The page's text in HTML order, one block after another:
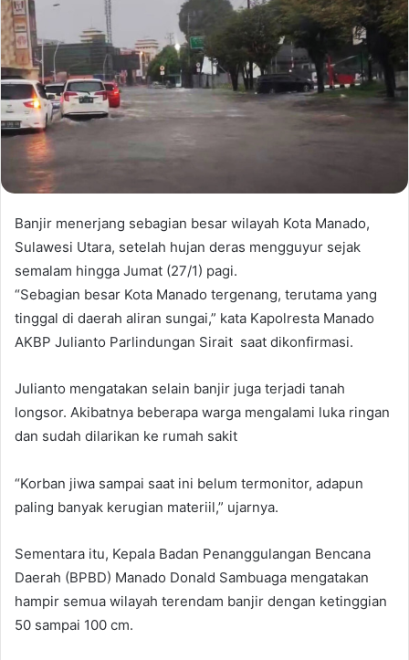
Banjir menerjang sebagian besar wilayah Kota Manado,
Sulawesi Utara, setelah hujan deras mengguyur sejak
semalam hingga Jumat (27/1) pagi.
“Sebagian besar Kota Manado tergenang, terutama yang
tinggal di daerah aliran sungai,” kata Kapolresta Manado
AKBP Julianto Parlindungan Sirait saat dikonfirmasi.
Julianto mengatakan selain banjir juga terjadi tanah
longsor. Akibatnya beberapa warga mengalami luka ringan
dan sudah dilarikan ke rumah sakit
“Korban jiwa sampai saat ini belum termonitor, adapun
paling banyak kerugian materiil,” ujarnya.
Sementara itu, Kepala Badan Penanggulangan Bencana
Daerah (BPBD) Manado Donald Sambuaga mengatakan
hampir semua wilayah terendam banjir dengan ketinggian
50 sampai 100 cm.